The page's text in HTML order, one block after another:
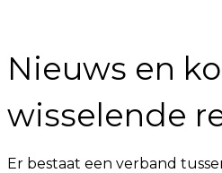
Nieuws en
wisselende
Er bestaat een verband